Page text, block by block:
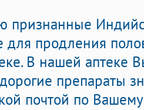
признанные
продления
В нашей аптеке
препараты
почтой по